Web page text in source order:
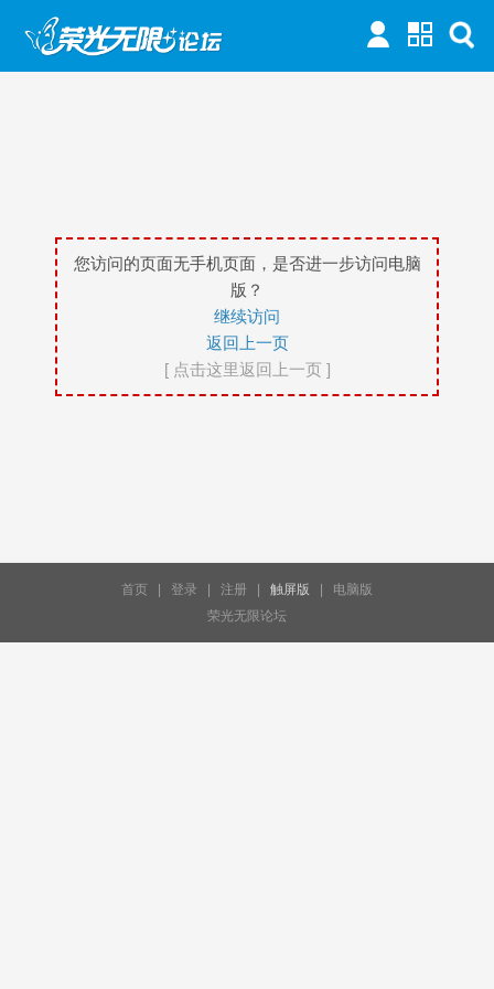
您访问的页面无手机页面，是否进一步访问电脑
版？
继续访问
返回上一页
[ 点击这里返回上一页 ]
首页 登录 注册 触屏版
电脑版
荣光无限论坛